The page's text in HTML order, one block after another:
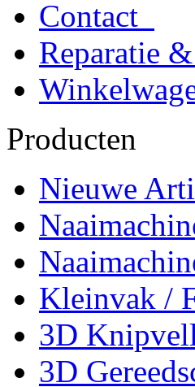
Contact
Reparatie
Producten
Nieuwe
Kleinvak /
3D
3D